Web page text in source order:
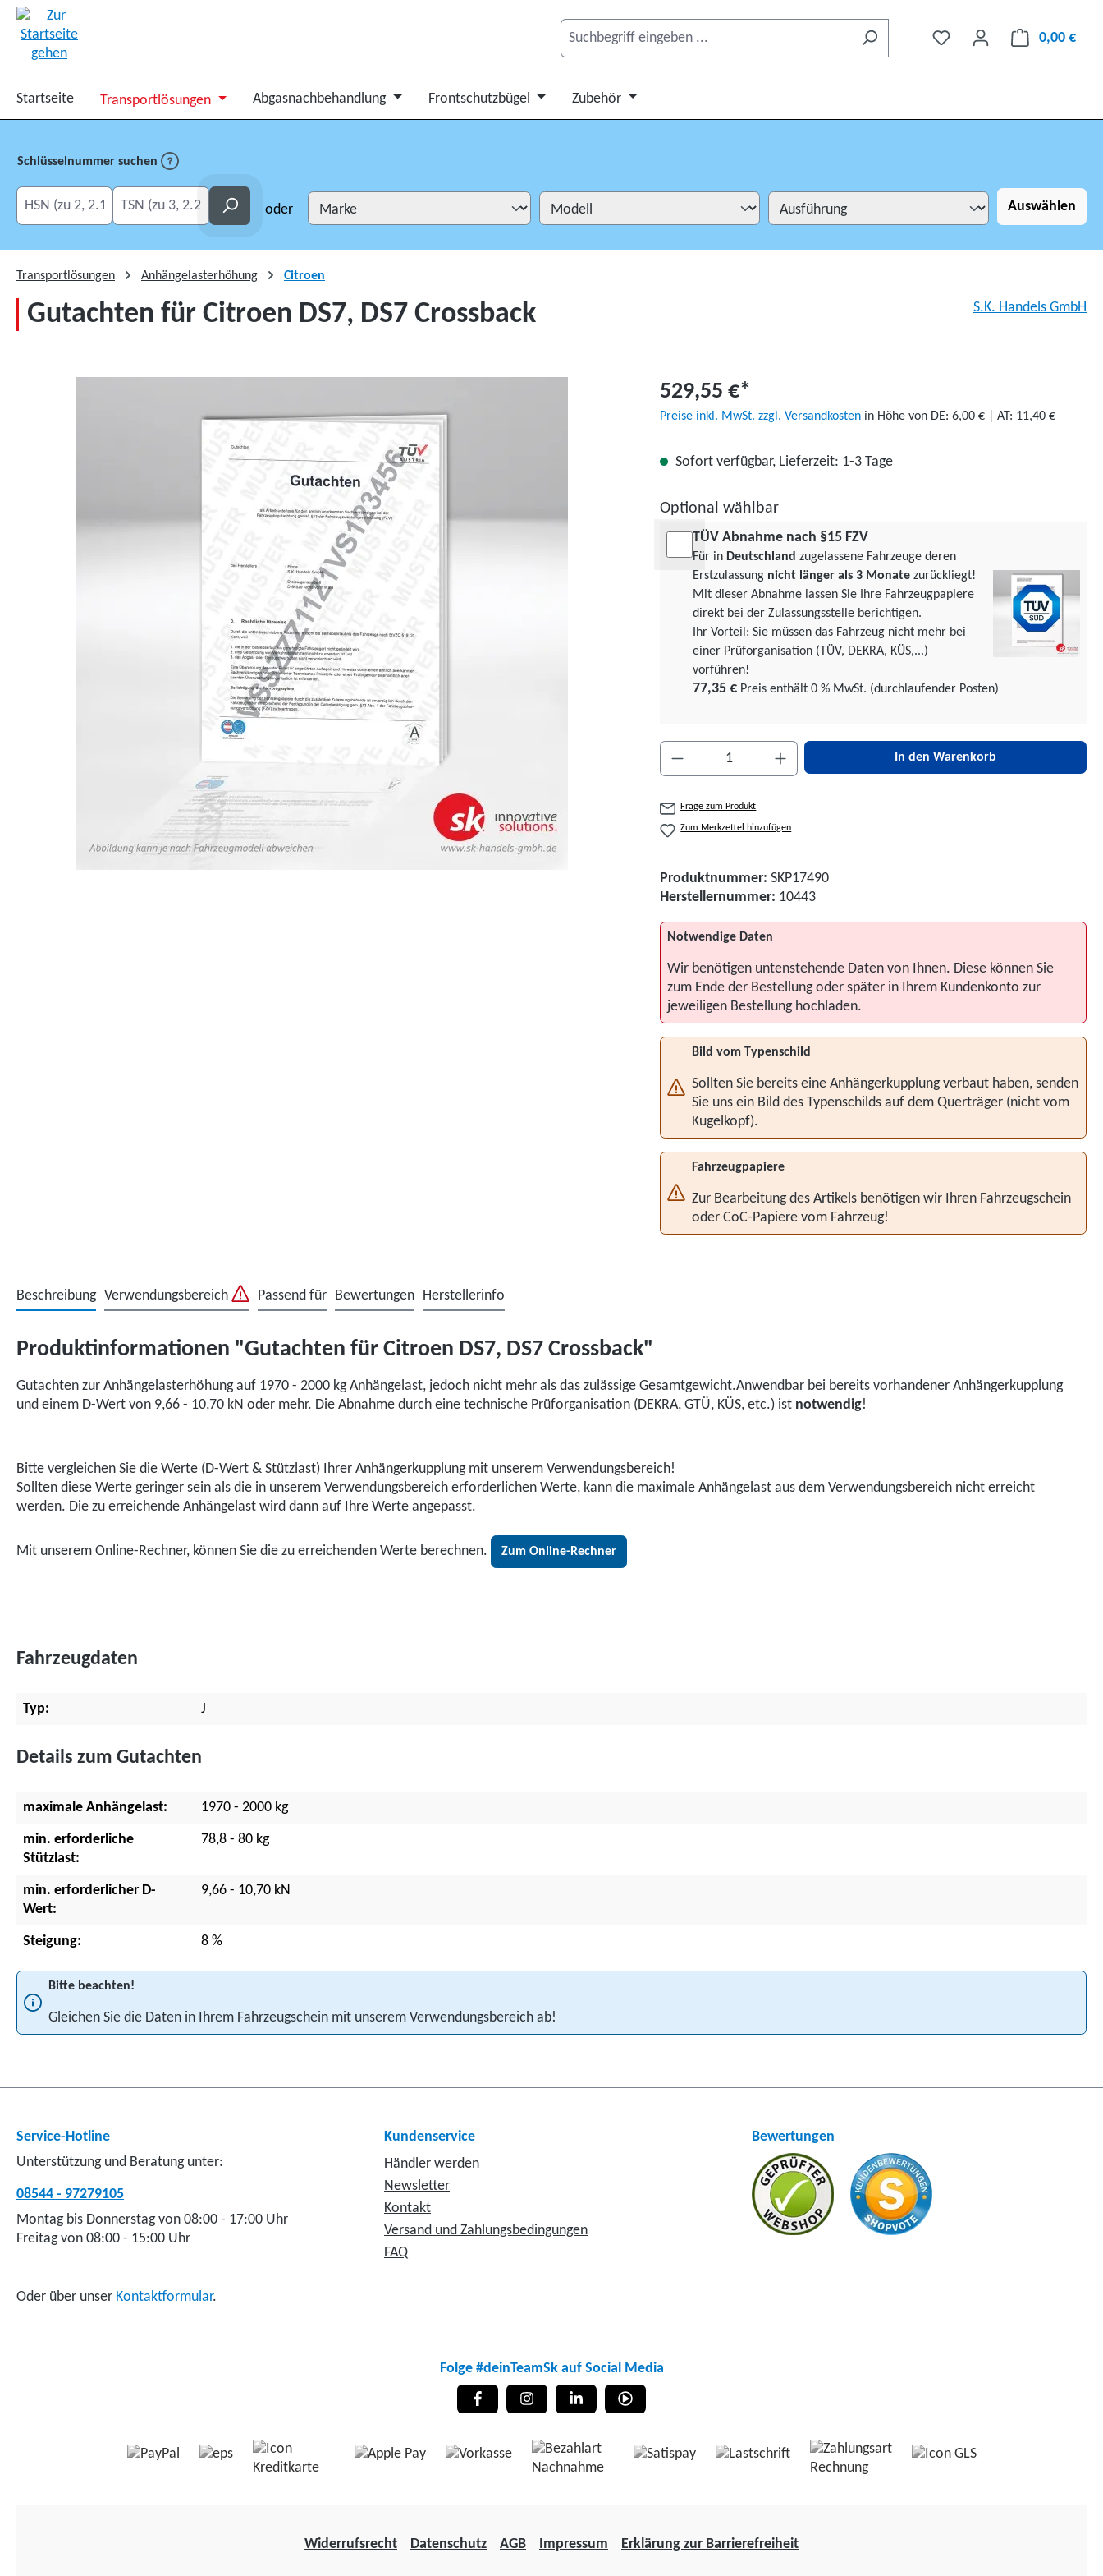
0,00 €
Startseite Transportlösungen Abgasnachbehandlung Frontschutzbügel Zubehör
Schlüsselnummer suchen
HSN eingeben
TSN eingeben Suchen oder Auswählen
Transportlösungen Anhängelasterhöhung Citroen
Gutachten für Citroen DS7, DS7 Crossback S.K. Handels GmbH
529,55 €*
Preise inkl. MwSt. zzgl. Versandkosten in Höhe von DE: 6,00 € | AT: 11,40 €
Sofort verfügbar, Lieferzeit: 1-3 Tage
Optional wählbar
TÜV Abnahme nach §15 FZV
Für in Deutschland zugelassene Fahrzeuge deren
Erstzulassung nicht länger als 3 Monate zurückliegt!
Mit dieser Abnahme lassen Sie Ihre Fahrzeugpapiere
direkt bei der Zulassungsstelle berichtigen.
Ihr Vorteil: Sie müssen das Fahrzeug nicht mehr bei
einer Prüforgani­sation (TÜV, DEKRA, KÜS,...)
vorführen!
77,35 € Preis enthält 0 % MwSt. (durchlaufender Posten)
Produkt Anzahl: Gib den gewünschten Wert ein oder
In den Warenkorb
Frage zum Produkt
Zum Merkzettel hinzufügen
Produktnummer: SKP17490
Herstellernummer: 10443
Notwendige Daten
Wir benötigen untenstehende Daten von Ihnen. Diese können Sie
zum Ende der Bestellung oder später in Ihrem Kundenkonto zur
jeweiligen Bestellung hochladen.
Bild vom Typenschild
Sollten Sie bereits eine Anhängerkupplung verbaut haben, senden
Sie uns ein Bild des Typenschilds auf dem Querträger (nicht vom
Kugelkopf).
Fahrzeugpapiere
Zur Bearbeitung des Artikels benötigen wir Ihren Fahrzeugschein
oder CoC-Papiere vom Fahrzeug!
Beschreibung Verwendungsbereich Passend für Bewertungen Herstellerinfo
Produktinformationen "Gutachten für Citroen DS7, DS7 Crossback"
Gutachten zur Anhängelasterhöhung auf 1970 - 2000 kg Anhängelast, jedoch nicht mehr als das zulässige Gesamtgewicht.Anwendbar bei bereits vorhandener Anhängerkupplung
und einem D-Wert von 9,66 - 10,70 kN oder mehr. Die Abnahme durch eine technische Prüforganisation (DEKRA, GTÜ, KÜS, etc.) ist notwendig!
Bitte vergleichen Sie die Werte (D-Wert & Stützlast) Ihrer Anhängerkupplung mit unserem Verwendungsbereich!
Sollten diese Werte geringer sein als die in unserem Verwendungsbereich erforderlichen Werte, kann die maximale Anhängelast aus dem Verwendungsbereich nicht erreicht
werden. Die zu erreichende Anhängelast wird dann auf Ihre Werte angepasst.
Mit unserem Online-Rechner, können Sie die zu erreichenden Werte berechnen. Zum Online-Rechner
Fahrzeugdaten
Typ: J
Details zum Gutachten
maximale Anhängelast: 1970 - 2000 kg
min. erforderliche
Stützlast:
78,8 - 80 kg
min. erforderlicher D-
Wert:
9,66 - 10,70 kN
Steigung: 8 %
Bitte beachten!
Gleichen Sie die Daten in Ihrem Fahrzeugschein mit unserem Verwendungsbereich ab!
Service-Hotline
Unterstützung und Beratung unter:
08544 - 97279105
Montag bis Donnerstag von 08:00 - 17:00 Uhr
Freitag von 08:00 - 15:00 Uhr
Oder über unser Kontaktformular.
Kundenservice
Händler werden
Newsletter
Kontakt
Versand und Zahlungsbedingungen
FAQ
Bewertungen
Folge #deinTeamSk auf Social Media
Widerrufsrecht Datenschutz AGB Impressum Erklärung zur Barrierefreiheit